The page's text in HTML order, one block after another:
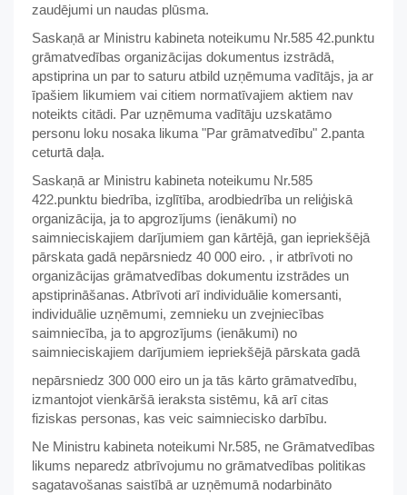
zaudējumi un naudas plūsma.
Saskaņā ar Ministru kabineta noteikumu Nr.585 42.punktu
grāmatvedības organizācijas dokumentus izstrādā,
apstiprina un par to saturu atbild uzņēmuma vadītājs, ja ar
īpašiem likumiem vai citiem normatīvajiem aktiem nav
noteikts citādi. Par uzņēmuma vadītāju uzskatāmo
personu loku nosaka likuma "Par grāmatvedību" 2.panta
ceturtā daļa.
Saskaņā ar Ministru kabineta noteikumu Nr.585
422.punktu biedrība, izglītība, arodbiedrība un reliģiskā
organizācija, ja to apgrozījums (ienākumi) no
saimnieciskajiem darījumiem gan kārtējā, gan iepriekšējā
pārskata gadā nepārsniedz 40 000 eiro. , ir atbrīvoti no
organizācijas grāmatvedības dokumentu izstrādes un
apstiprināšanas. Atbrīvoti arī individuālie komersanti,
individuālie uzņēmumi, zemnieku un zvejniecības
saimniecība, ja to apgrozījums (ienākumi) no
saimnieciskajiem darījumiem iepriekšējā pārskata gadā
nepārsniedz 300 000 eiro un ja tās kārto grāmatvedību,
izmantojot vienkāršā ieraksta sistēmu, kā arī citas
fiziskas personas, kas veic saimniecisko darbību.
Ne Ministru kabineta noteikumi Nr.585, ne Grāmatvedības
likums neparedz atbrīvojumu no grāmatvedības politikas
sagatavošanas saistībā ar uzņēmumā nodarbināto